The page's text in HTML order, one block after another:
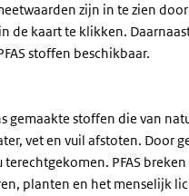
zijn in te zien
kaart te klikken.
stoffen beschikbaar.
gemaakte stoffen die van
vet en vuil afstoten. Door
PFAS
planten en het menselijk